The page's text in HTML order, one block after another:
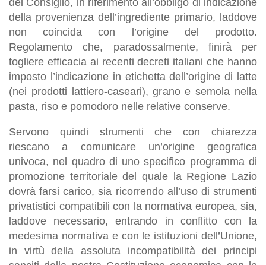
della provenienza dell’ingrediente primario, laddove
non coincida con l’origine del prodotto.
Regolamento che, paradossalmente, finirà per
togliere efficacia ai recenti decreti italiani che hanno
imposto l’indicazione in etichetta dell’origine di latte
(nei prodotti lattiero-caseari), grano e semola nella
pasta, riso e pomodoro nelle relative conserve.
Servono quindi strumenti che con chiarezza
riescano a comunicare un’origine geografica
univoca, nel quadro di uno specifico programma di
promozione territoriale del quale la Regione Lazio
dovrà farsi carico, sia ricorrendo all’uso di strumenti
privatistici compatibili con la normativa europea, sia,
laddove necessario, entrando in conflitto con la
medesima normativa e con le istituzioni dell’Unione,
in virtù della assoluta incompatibilità dei principi